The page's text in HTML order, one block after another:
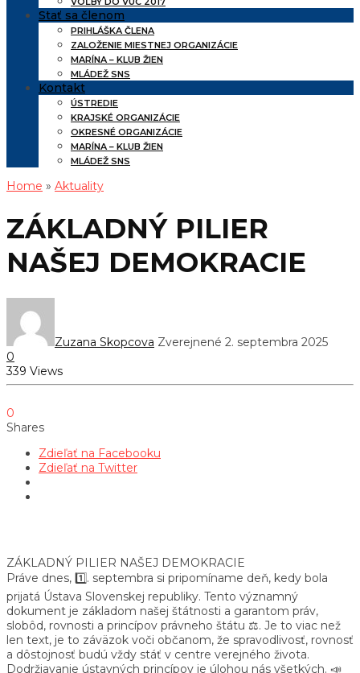
Stať sa členom
PRIHLÁŠKA ČLENA
ZALOŽENIE MIESTNEJ ORGANIZÁCIE
MARÍNA – KLUB ŽIEN
MLÁDEŽ SNS
Kontakt
ÚSTREDIE
KRAJSKÉ ORGANIZÁCIE
OKRESNÉ ORGANIZÁCIE
MARÍNA – KLUB ŽIEN
MLÁDEŽ SNS
Home » Aktuality
ZÁKLADNÝ PILIER
NAŠEJ DEMOKRACIE
Zuzana Skopcova Zverejnené 2. septembra 2025
0
339 Views
0
Shares
Zdieľať na Facebooku
Zdieľať na Twitter
ZÁKLADNÝ PILIER NAŠEJ DEMOKRACIE
Práve dnes, 1️⃣. septembra si pripomíname deň, kedy bola
prijatá Ústava Slovenskej republiky. Tento významný
dokument je základom našej štátnosti a garantom práv,
slobôd, rovnosti a princípov právneho štátu ⚖️. Je to viac než
len text, je to záväzok voči občanom, že spravodlivosť, rovnosť
a dôstojnosť budú vždy stáť v centre verejného života.
Dodržiavanie ústavných princípov je úlohou nás všetkých. 📣